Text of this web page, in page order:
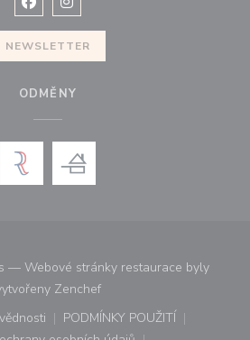
Facebook ((otevře se v novém
Instagram ((otevře se v
NEWSLETTER
ODMĚNY
— Webové stránky restaurace byly
Zenchef((otevře se v novém okně))
se v novém okně))
PODMÍNKY POUŽITÍ
((otevře se v novém